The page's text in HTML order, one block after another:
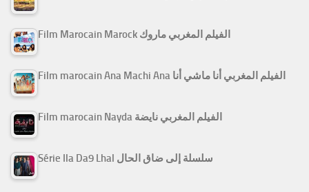
Film Marocain Marock الفيلم المغربي ماروك
Film marocain Ana Machi Ana الفيلم المغربي أنا ماشي أنا
Film marocain Nayda الفيلم المغربي نايضة
Série Ila Da9 Lhal سلسلة إلى ضاق الحال